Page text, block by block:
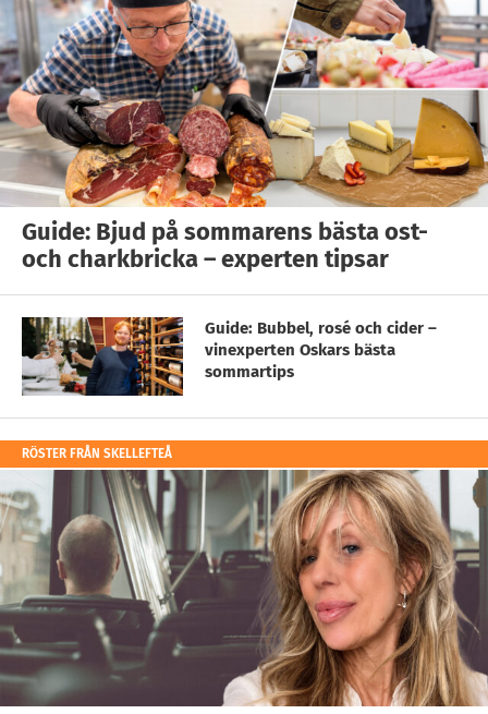
Guide: Bjud på sommarens bästa ost-
och charkbricka – experten tipsar
Guide: Bubbel, rosé och cider –
vinexperten Oskars bästa
sommartips
RÖSTER FRÅN SKELLEFTEÅ